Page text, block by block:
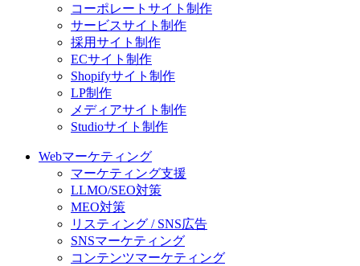
コーポレートサイト制作
サービスサイト制作
採用サイト制作
ECサイト制作
Shopifyサイト制作
LP制作
メディアサイト制作
Studioサイト制作
Webマーケティング
マーケティング支援
LLMO/SEO対策
MEO対策
リスティング / SNS広告
SNSマーケティング
コンテンツマーケティング